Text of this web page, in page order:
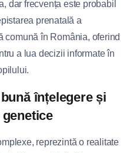
dar frecvența este probabil
prenatală a
comună în România, oferind
a lua decizii informate în
înțelegere și
reprezintă o realitate